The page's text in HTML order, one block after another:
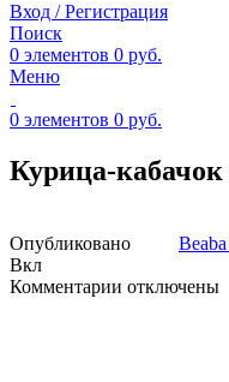
Вход / Регистрация
Поиск
0 элементов 0 руб.
Меню
0 элементов 0 руб.
Курица-кабачок
Опубликовано
Вкл
Комментарии котключены